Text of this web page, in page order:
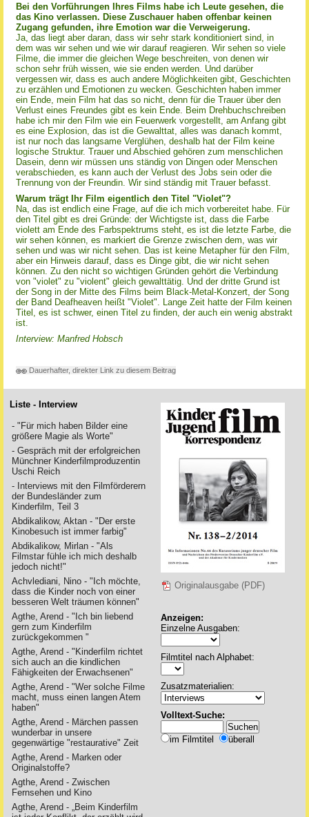
Bei den Vorführungen Ihres Films habe ich Leute gesehen, die
das Kino verlassen. Diese Zuschauer haben offenbar keinen
Zugang gefunden, ihre Emotion war die Verweigerung.
Ja, das liegt aber daran, dass wir sehr stark konditioniert sind, in
dem was wir sehen und wie wir darauf reagieren. Wir sehen so viele
Filme, die immer die gleichen Wege beschreiten, von denen wir
schon sehr früh wissen, wie sie enden werden. Und darüber
vergessen wir, dass es auch andere Möglichkeiten gibt, Geschichten
zu erzählen und Emotionen zu wecken. Geschichten haben immer
ein Ende, mein Film hat das so nicht, denn für die Trauer über den
Verlust eines Freundes gibt es kein Ende. Beim Drehbuchschreiben
habe ich mir den Film wie ein Feuerwerk vorgestellt, am Anfang gibt
es eine Explosion, das ist die Gewalttat, alles was danach kommt,
ist nur noch das langsame Verglühen, deshalb hat der Film keine
logische Struktur. Trauer und Abschied gehören zum menschlichen
Dasein, denn wir müssen uns ständig von Dingen oder Menschen
verabschieden, es kann auch der Verlust des Jobs sein oder die
Trennung von der Freundin. Wir sind ständig mit Trauer befasst.
Warum trägt Ihr Film eigentlich den Titel "Violet"?
Na, das ist endlich eine Frage, auf die ich mich vorbereitet habe. Für
den Titel gibt es drei Gründe: der Wichtigste ist, dass die Farbe
violett am Ende des Farbspektrums steht, es ist die letzte Farbe, die
wir sehen können, es markiert die Grenze zwischen dem, was wir
sehen und was wir nicht sehen. Das ist keine Metapher für den Film,
aber ein Hinweis darauf, dass es Dinge gibt, die wir nicht sehen
können. Zu den nicht so wichtigen Gründen gehört die Verbindung
von "violet" zu "violent" gleich gewalttätig. Und der dritte Grund ist
der Song in der Mitte des Films beim Black-Metal-Konzert, der Song
der Band Deafheaven heißt "Violet". Lange Zeit hatte der Film keinen
Titel, es ist schwer, einen Titel zu finden, der auch ein wenig abstrakt
ist.
Interview: Manfred Hobsch
Dauerhafter, direkter Link zu diesem Beitrag
Liste - Interview
- "Für mich haben Bilder eine
größere Magie als Worte"
- Gespräch mit der erfolgreichen
Münchner Kinderfilmproduzentin
Uschi Reich
- Interviews mit den Filmförderern
der Bundesländer zum
Kinderfilm, Teil 3
Abdikalikow, Aktan - "Der erste
Kinobesuch ist immer farbig"
Abdikalikow, Mirlan - "Als
Filmstar fühle ich mich deshalb
jedoch nicht!"
Achvlediani, Nino - "Ich möchte,
dass die Kinder noch von einer
besseren Welt träumen können"
Agthe, Arend - "Ich bin liebend
gern zum Kinderfilm
zurückgekommen "
Agthe, Arend - "Kinderfilm richtet
sich auch an die kindlichen
Fähigkeiten der Erwachsenen"
Agthe, Arend - "Wer solche Filme
macht, muss einen langen Atem
haben"
Agthe, Arend - Märchen passen
wunderbar in unsere
gegenwärtige "restaurative" Zeit
Agthe, Arend - Marken oder
Originalstoffe?
Agthe, Arend - Zwischen
Fernsehen und Kino
Agthe, Arend - „Beim Kinderfilm
Originalausgabe (PDF)
Anzeigen:
Einzelne Ausgaben:
Filmtitel nach Alphabet:
Zusatzmaterialien:
Volltext-Suche:
im Filmtitel überall